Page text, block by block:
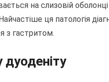
на слизовій
ця патологія
з гастритом.